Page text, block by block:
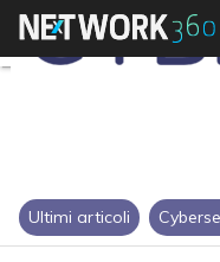
Ultimi articoli